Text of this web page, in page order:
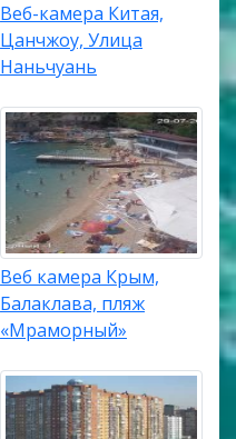
Веб-камера Китая,
Цанчжоу, Улица
Наньчуань
Веб камера Крым,
Балаклава, пляж
«Мраморный»